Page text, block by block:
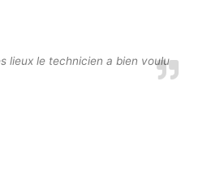
lieux le technicien a bien voulu